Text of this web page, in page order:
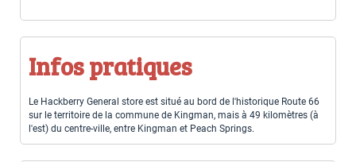
Infos pratiques
Le Hackberry General store est situé au bord de l'historique Route 66
sur le territoire de la commune de Kingman, mais à 49 kilomètres (à
l'est) du centre-ville, entre Kingman et Peach Springs.